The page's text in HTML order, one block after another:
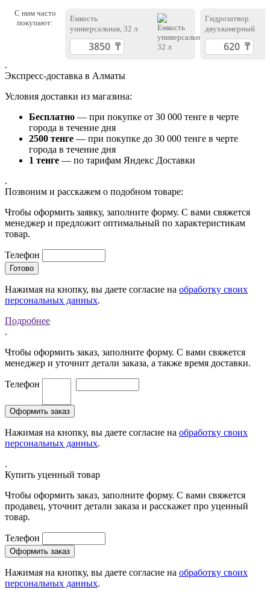
С ним часто
покупают:
Емкость
универсальная, 32 л
Гидрозатвор
двухкамерный
.
Экспресс-доставка в Алматы
Условия доставки из магазина:
Бесплатно — при покупке от 30 000 тенге в черте
города в течение дня
2500 тенге — при покупке до 30 000 тенге в черте
города в течение дня
1 тенге — по тарифам Яндекс Доставки
.
Позвоним и расскажем о подобном товаре:
Чтобы оформить заявку, заполните форму. С вами свяжется
менеджер и предложит оптимальный по характеристикам
товар.
Телефон
Нажимая на кнопку, вы даете согласие на обработку своих
персональных данных.
Подробнее
.
Чтобы оформить заказ, заполните форму. С вами свяжется
менеджер и уточнит детали заказа, а также время доставки.
Телефон
Нажимая на кнопку, вы даете согласие на обработку своих
персональных данных.
.
Купить уценный товар
Чтобы оформить заказ, заполните форму. С вами свяжется
продавец, уточнит детали заказа и расскажет про уценный
товар.
Телефон
Нажимая на кнопку, вы даете согласие на обработку своих
персональных данных.